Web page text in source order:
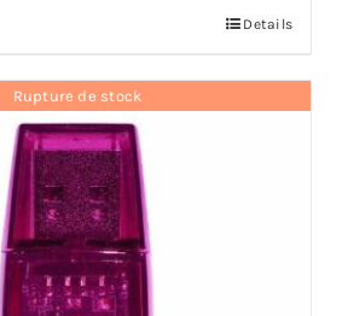
Details
Rupture de stock